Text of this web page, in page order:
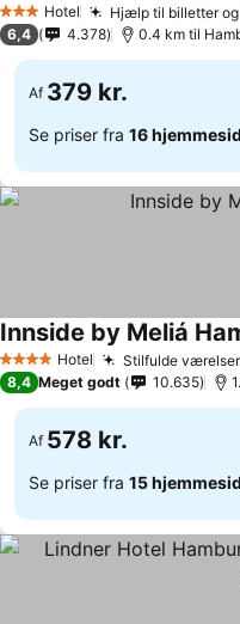
3 StjernerHotel Hjælp til billetter
6,4 4.378 0.4 km til
Af 379 kr.
Se priser fra 16
4 StjernerHotel Stilfulde
Innside by Meliá
8,4 Meget godt 10.635
Af 578 kr.
Se priser fra 15